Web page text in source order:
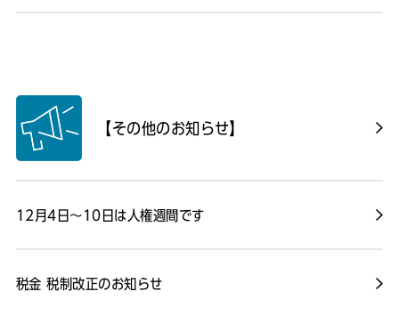
【その他のお知らせ】
12月4日～10日は人権週間です
税金 税制改正のお知らせ